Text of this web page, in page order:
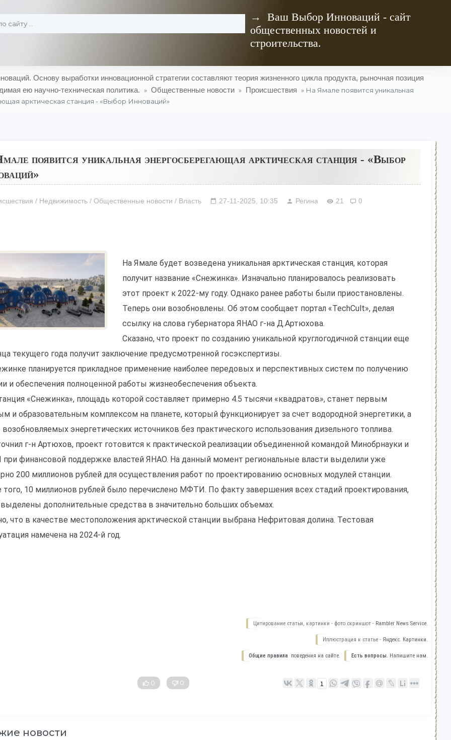
→ Ваш Выбор Инноваций - сайт
общественных новостей и
строительства.
Основу выработки инновационной стратегии составляют теория жизненного цикла продукта, рыночная позиция
ею научно-техническая политика. » Общественные новости » Происшествия » На Ямале появится уникальная
арктическая станция - «Выбор Инноваций»
появится уникальная энергосберегающая арктическая станция - «Выбор
/ Недвижимость / Общественные новости / Власть 27-11-2025, 10:35 Регина 21 0
На Ямале будет возведена уникальная арктическая станция, которая
получит название «Снежинка». Изначально планировалось реализовать
этот проект к 2022-му году. Однако ранее работы были приостановлены.
Теперь они возобновлены. Об этом сообщает портал «TechCult», делая
ссылку на слова губернатора ЯНАО г-на Д.Артюхова.
Сказано, что проект по созданию уникальной круглогодичной станции еще
текущего года получит заключение предусмотренной госэкспертизы.
планируется прикладное применение наиболее передовых и перспективных систем по получению
и обеспечения полноценной работы жизнеобеспечения объекта.
«Снежинка», площадь которой составляет примерно 4.5 тысячи «квадратов», станет первым
и образовательным комплексом на планете, который функционирует за счет водородной энергетики, а
энергетических источников без практического использования дизельного топлива.
г-н Артюхов, проект готовится к практической реализации объединенной командой Минобрнауки и
финансовой поддержке властей ЯНАО. На данный момент региональные власти выделили уже
200 миллионов рублей для осуществления работ по проектированию основных модулей станции.
10 миллионов рублей было перечислено МФТИ. По факту завершения всех стадий проектирования,
дополнительные средства в значительно больших объемах.
что в качестве местоположения арктической станции выбрана Нефритовая долина. Тестовая
намечена на 2024-й год.
Цитирование статьи, картинки - фото скриншот - Rambler News Service.
Иллюстрация к статье - Яндекс. Картинки.
Есть вопросы. Напишите нам.
Общие правила поведения на сайте.
0 0 1
новости